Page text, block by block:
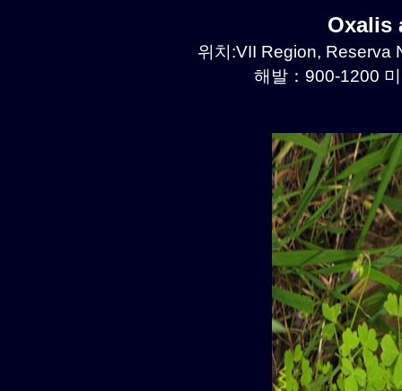
Oxalis
위치:VII Region, Reserva
해발：900-1200